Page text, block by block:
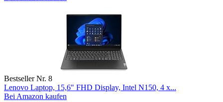
Bestseller Nr. 8
Lenovo Laptop, 15,6" FHD Display, Intel N150, 4 x...
Bei Amazon kaufen